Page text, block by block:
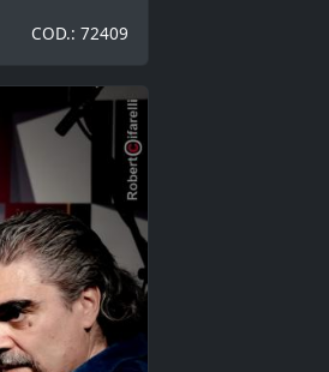
COD.: 72409